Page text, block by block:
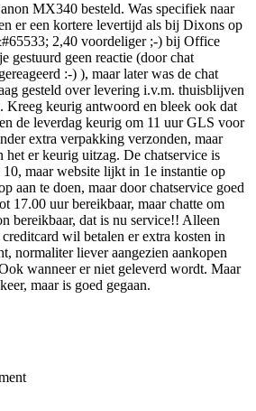
MX340 besteld. Was specifiek naar
er een kortere levertijd als bij Dixons op
2,40 voordeliger ;-) bij Office
gestuurd geen reactie (door chat
:-) ), maar later was de chat
gesteld over levering i.v.m. thuisblijven
Kreeg keurig antwoord en bleek ook dat
de leverdag keurig om 11 uur GLS voor
extra verpakking verzonden, maar
het er keurig uitzag. De chatservice is
maar website lijkt in 1e instantie op
aan te doen, maar door chatservice goed
17.00 uur bereikbaar, maar chatte om
bereikbaar, dat is nu service!! Alleen
wil betalen er extra kosten in
normaliter liever aangezien aankopen
wanneer er niet geleverd wordt. Maar
maar is goed gegaan.